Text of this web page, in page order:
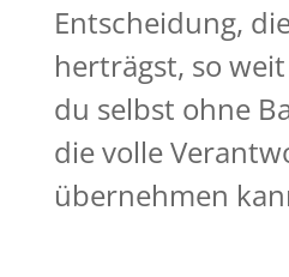
Entscheidung,
herträgst, so
du selbst ohne
die volle
übernehmen